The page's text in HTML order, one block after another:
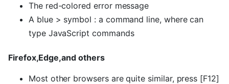
The red-colored error message
A blue > symbol : a command line, where can
type JavaScript commands
Firefox,Edge,and others
Most other browsers are quite similar, press [F12]